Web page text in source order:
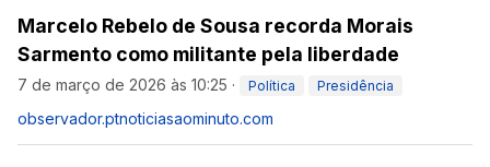
Marcelo Rebelo de Sousa recorda Morais
Sarmento como militante pela liberdade
7 de março de 2026 às 10:25 · Política Presidência
observador.ptnoticiasaominuto.com